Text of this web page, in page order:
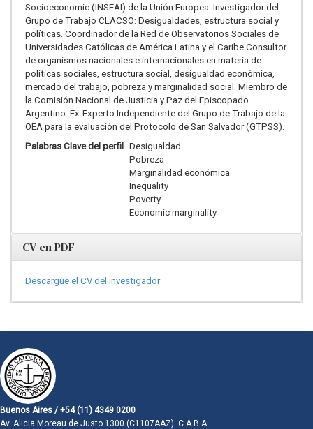
Socioeconomic (INSEAI) de la Unión Europea. Investigador del
Grupo de Trabajo CLACSO: Desigualdades, estructura social y
políticas. Coordinador de la Red de Observatorios Sociales de
Universidades Católicas de América Latina y el Caribe.Consultor
de organismos nacionales e internacionales en materia de
políticas sociales, estructura social, desigualdad económica,
mercado del trabajo, pobreza y marginalidad social. Miembro de
la Comisión Nacional de Justicia y Paz del Episcopado
Argentino. Ex-Experto Independiente del Grupo de Trabajo de la
OEA para la evaluación del Protocolo de San Salvador (GTPSS).
Palabras Clave del perfil Desigualdad
Pobreza
Marginalidad económica
Inequality
Poverty
Economic marginality
CV en PDF
Descargue el CV del investigador
Buenos Aires / +54 (11) 4349 0200
Av. Alicia Moreau de Justo 1300 (C1107AAZ). C.A.B.A.